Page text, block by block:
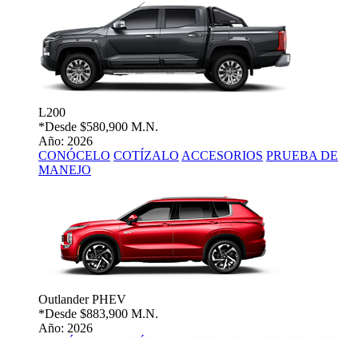
L200
*Desde $580,900 M.N.
Año: 2026
CONÓCELO COTÍZALO ACCESORIOS PRUEBA DE
MANEJO
Outlander PHEV
*Desde $883,900 M.N.
Año: 2026